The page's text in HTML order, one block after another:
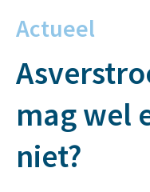
Actueel
mag wel
niet?